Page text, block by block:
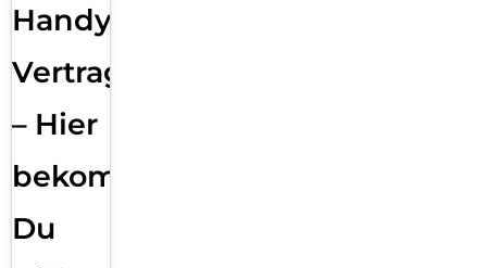
Handy
Vertragsabwicklung
– Hier
bekommst
Du